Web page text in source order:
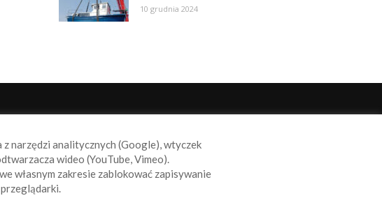
10 grudnia 2024
i
narzędzi analitycznych (Google), wtyczek
wideo (YouTube, Vimeo).
własnym zakresie zablokować zapisywanie